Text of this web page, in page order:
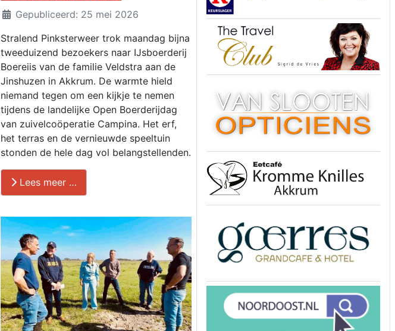
Details
Gepubliceerd: 25 mei 2026
Stralend Pinksterweer trok maandag bijna
tweeduizend bezoekers naar IJsboerderij
Boereiis van de familie Veldstra aan de
Jinshuzen in Akkrum. De warmte hield
niemand tegen om een kijkje te nemen
tijdens de landelijke Open Boerderijdag
van zuivelcoöperatie Campina. Het erf,
het terras en de vernieuwde speeltuin
stonden de hele dag vol belangstellenden.
Lees meer …